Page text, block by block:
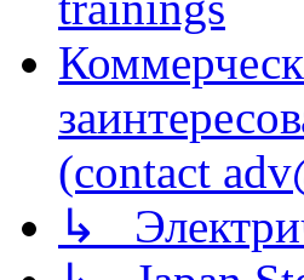
(contact
↳